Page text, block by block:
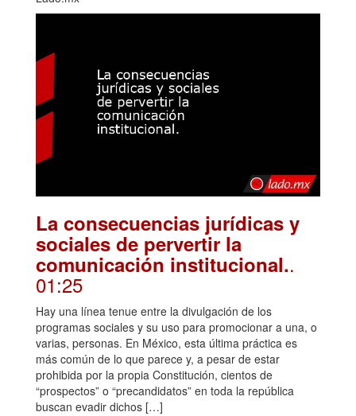
La consecuencias jurídicas y
sociales de pervertir la
comunicación institucional..
01:25
Hay una línea tenue entre la divulgación de los
programas sociales y su uso para promocionar a una, o
varias, personas. En México, esta última práctica es
más común de lo que parece y, a pesar de estar
prohibida por la propia Constitución, cientos de
“prospectos” o “precandidatos” en toda la república
buscan evadir dichos […]